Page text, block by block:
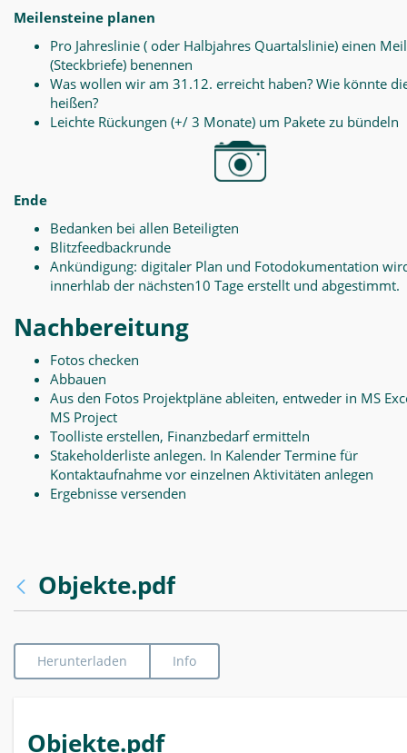
Meilensteine planen
Pro Jahreslinie ( oder Halbjahres Quartalslinie) einen
(Steckbriefe) benennen
Was wollen wir am 31.12. erreicht haben? Wie könnte
heißen?
Leichte Rückungen (+/ 3 Monate) um Pakete zu bündeln
Ende
Bedanken bei allen Beteiligten
Blitzfeedbackrunde
Ankündigung: digitaler Plan und Fotodokumentation
innerhlab der nächsten10 Tage erstellt und abgestimmt.
Nachbereitung
Fotos checken
Abbauen
Aus den Fotos Projektpläne ableiten, entweder in MS
MS Project
Toolliste erstellen, Finanzbedarf ermitteln
Stakeholderliste anlegen. In Kalender Termine für
Kontaktaufnahme vor einzelnen Aktivitäten anlegen
Ergebnisse versenden
Objekte.pdf
Herunterladen Info
Objekte.pdf